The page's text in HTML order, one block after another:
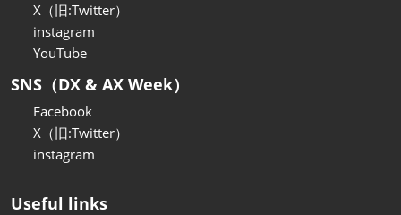
X（旧:Twitter）
instagram
YouTube
SNS（DX & AX Week）
Facebook
X（旧:Twitter）
instagram
Useful links